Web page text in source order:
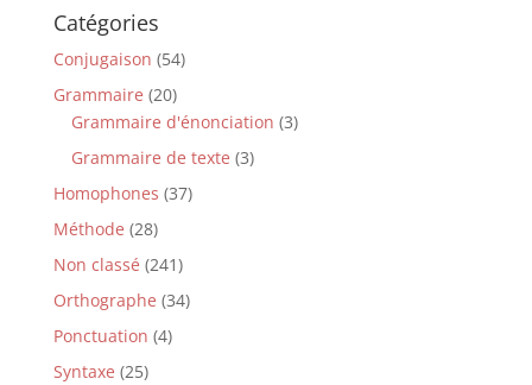
Catégories
Conjugaison (54)
Grammaire (20)
Grammaire d'énonciation (3)
Grammaire de texte (3)
Homophones (37)
Méthode (28)
Non classé (241)
Orthographe (34)
Ponctuation (4)
Syntaxe (25)